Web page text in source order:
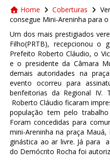
Home Coberturas
consegue Mini-Areninha para
Um dos mais prestigiados
Filho(PRTB), recepcionou o
Prefeito Roberto Cláudio, o
e o presidente da Câmara
demais autoridades na
evento ocorreu para
benfeitorias da Regional IV.
Roberto Cláudio ficaram
população tem pelo
Foram concedidas para
mini-Areninha na praça
ginástica ao ar livre. Já para
do Demócrito Rocha foi